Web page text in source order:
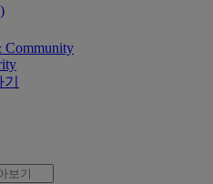
Community